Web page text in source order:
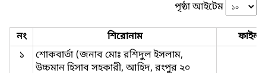
পৃষ্ঠা আইটেম
নং শিরোনাম
ফাইল
১
শোকবার্তা (জনাব মোঃ রশিদুল ইসলাম,
উচ্চমান হিসাব সহকারী, আহিদ, রংপুর ২০